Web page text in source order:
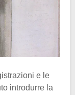
e le
introdurre la